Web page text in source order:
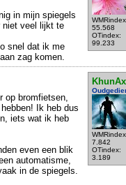
55.568
OTindex:
99.233
in mijn spiegels
niet veel lijkt te
snel dat ik me
zag komen.
7.842
OTindex:
3.189
op bromfietsen,
Ik heb dus
iets wat ik heb
even een blik
automatisme,
in de spiegels.